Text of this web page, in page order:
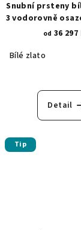
Snubní prsteny
3 vodorovně
- 5 mm
od 36 297
Bílé zlato
Detail
Tip